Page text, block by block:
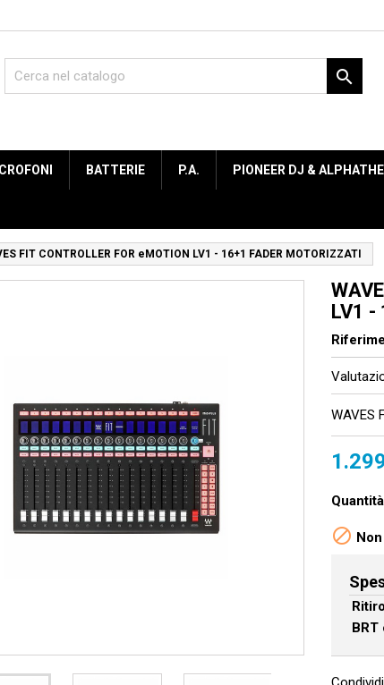

BATTERIE P.A. PIONEER DJ &
FIT CONTROLLER FOR eMOTION LV1 - 16+1 FADER MOTORIZZATI
LV1 -
WAVES
Quantità
